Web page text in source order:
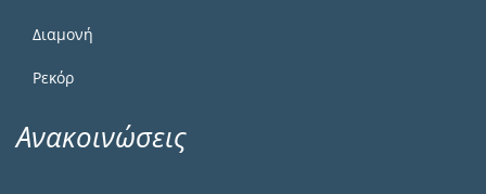
Διαμονή
Ρεκόρ
Ανακοινώσεις